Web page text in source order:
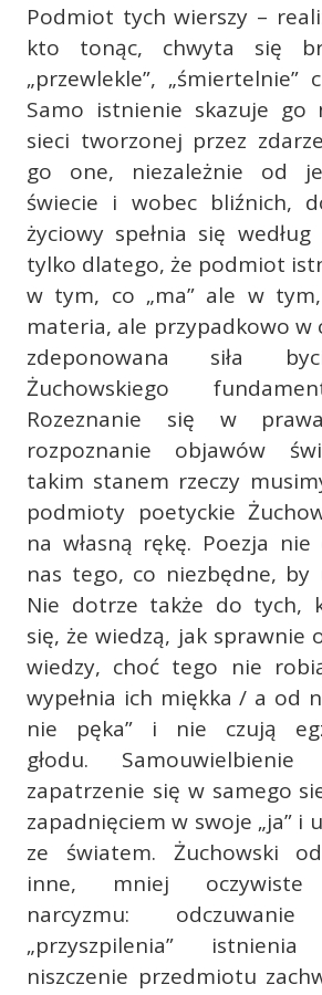
Podmiot tych wierszy –
kto tonąc, chwyta się
„przewlekle”, „śmiertelnie”
Samo istnienie skazuje
sieci tworzonej przez
go one, niezależnie od
świecie i wobec bliźnich,
życiowy spełnia się według
tylko dlatego, że podmiot
w tym, co „ma” ale w
materia, ale przypadkowo w
zdeponowana siła
Żuchowskiego
Rozeznanie się w
rozpoznanie objawów
takim stanem rzeczy
podmioty poetyckie
na własną rękę. Poezja nie
nas tego, co niezbędne, by
Nie dotrze także do tych,
się, że wiedzą, jak sprawnie
wiedzy, choć tego nie
wypełnia ich miękka / a od
nie pęka” i nie czują
głodu.
zapatrzenie się w samego
zapadnięciem w swoje „ja” i
ze światem. Żuchowski
inne, mniej oczywiste
narcyzmu: odczuwanie
„przyszpilenia”
niszczenie przedmiotu